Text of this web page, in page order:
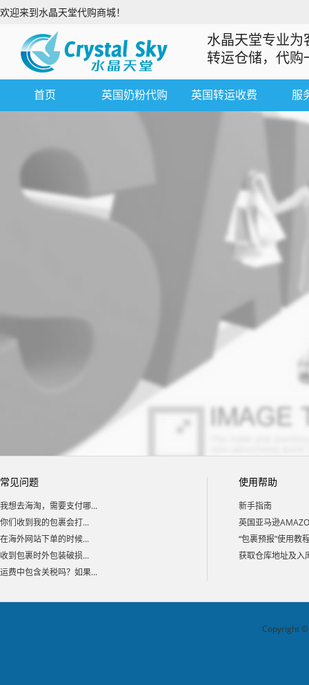
欢迎来到水晶天堂代购商城！
水晶天堂专业为
转运仓储，代购
首页 英国奶粉代购 英国转运收费 服
常见问题
我想去海淘，需要支付哪...
你们收到我的包裹会打...
在海外网站下单的时候...
收到包裹时外包装破损...
运费中包含关税吗？如果...
使用帮助
新手指南
英国亚马逊
“包裹预报”使用教
获取仓库地址及入
Copyright ©